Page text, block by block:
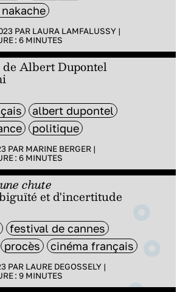
PAR LAURA LAMFALUSSY|
: 6MINUTES
de Albert Dupontel
albert dupontel
politique
PAR MARINE BERGER|
: 6MINUTES
chute
et d'incertitude
festival de cannes
procès cinéma français
PAR LAURE DEGOSSELY|
: 9MINUTES